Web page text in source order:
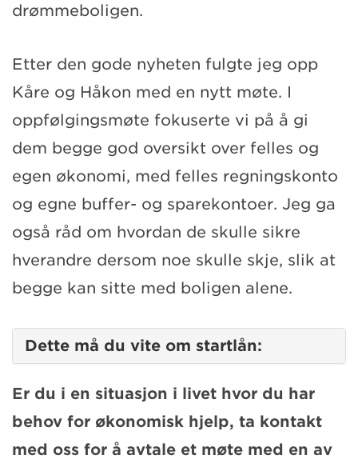
drømmeboligen.
Etter den gode nyheten fulgte jeg opp
Kåre og Håkon med en nytt møte. I
oppfølgingsmøte fokuserte vi på å gi
dem begge god oversikt over felles og
egen økonomi, med felles regningskonto
og egne buffer- og sparekontoer. Jeg ga
også råd om hvordan de skulle sikre
hverandre dersom noe skulle skje, slik at
begge kan sitte med boligen alene.
Dette må du vite om startlån:
Er du i en situasjon i livet hvor du har
behov for økonomisk hjelp, ta kontakt
med oss for å avtale et møte med en av